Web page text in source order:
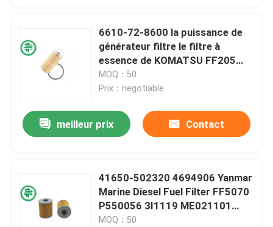
6610-72-8600 la puissance de
générateur filtre le filtre à
essence de KOMATSU FF205
P558600 pour des bouteurs de
D-60 D-65
MOQ：50
Prix：negotiable
meilleur prix Contact
41650-502320 4694906 Yanmar
Marine Diesel Fuel Filter FF5070
P550056 3I1119 ME021101
ME023754
MOQ：50